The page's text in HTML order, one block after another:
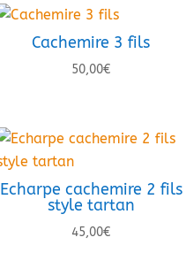
Cachemire 3 fils
50,00€
Echarpe cachemire 2 fils
style tartan
45,00€